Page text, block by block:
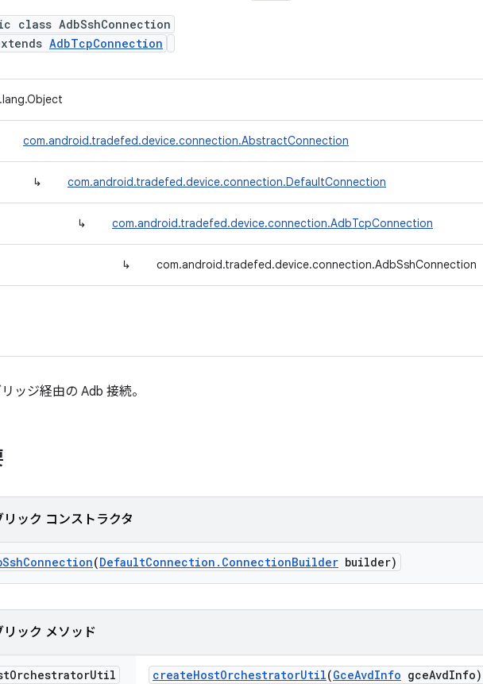
class AdbSshConnection
AdbTcpConnection
com.android.tradefed.device.connection.AbstractConnection
↳ com.android.tradefed.device.connection.DefaultConnection
↳ com.android.tradefed.device.connection.AdbTcpConnection
↳ com.android.tradefed.device.connection.AdbSshConnection
ッジ経由の Adb 接続。
リック コンストラクタ
SshConnection(DefaultConnection . ConnectionBuilder builder)
リック メソッド
OrchestratorUtil createHostOrchestratorUtil(GceAvdInfo gceAvdInfo)